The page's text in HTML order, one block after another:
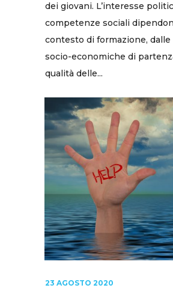
dei giovani. L’interesse
competenze sociali
contesto di formazione,
socio-economiche di
qualità delle...
23 AGOSTO 2020